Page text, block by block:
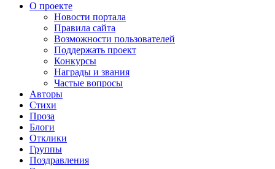
О проекте
Новости портала
Правила сайта
Возможности пользователей
Поддержать проект
Конкурсы
Награды и звания
Частые вопросы
Авторы
Стихи
Проза
Блоги
Отклики
Группы
Поздравления